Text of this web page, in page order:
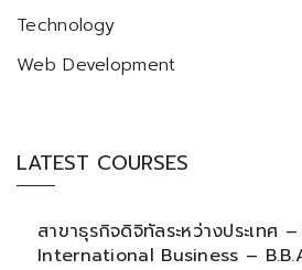
Technology
Web Development
LATEST COURSES
สาขาธุรกิจดิจิทัลระหว่างประเทศ
International Business –